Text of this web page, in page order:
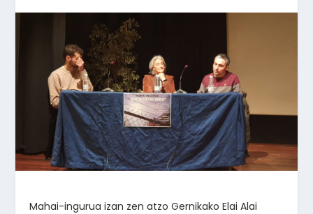
Mahai-ingurua izan zen atzo Gernikako Elai Alai